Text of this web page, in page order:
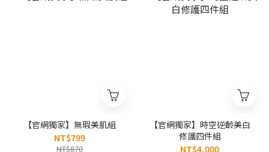
【官網獨家】無瑕美肌組
NT$799
NT$870
【官網獨家】時空逆齡美白
修護四件組
NT$4,000